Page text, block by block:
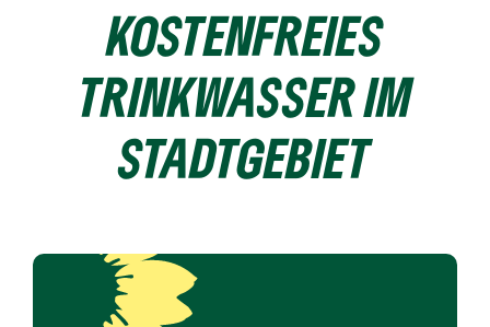
KOSTENFREIES
TRINKWASSER IM
STADTGEBIET